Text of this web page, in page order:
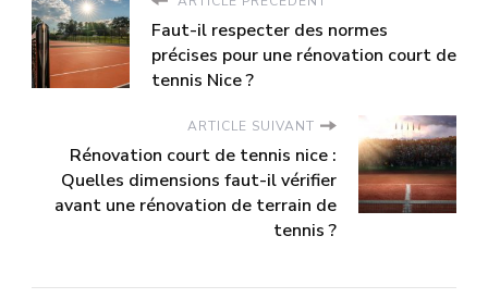
Faut-il respecter des normes
précises pour une rénovation court de
tennis Nice ?
ARTICLE SUIVANT
Rénovation court de tennis nice :
Quelles dimensions faut-il vérifier
avant une rénovation de terrain de
tennis ?